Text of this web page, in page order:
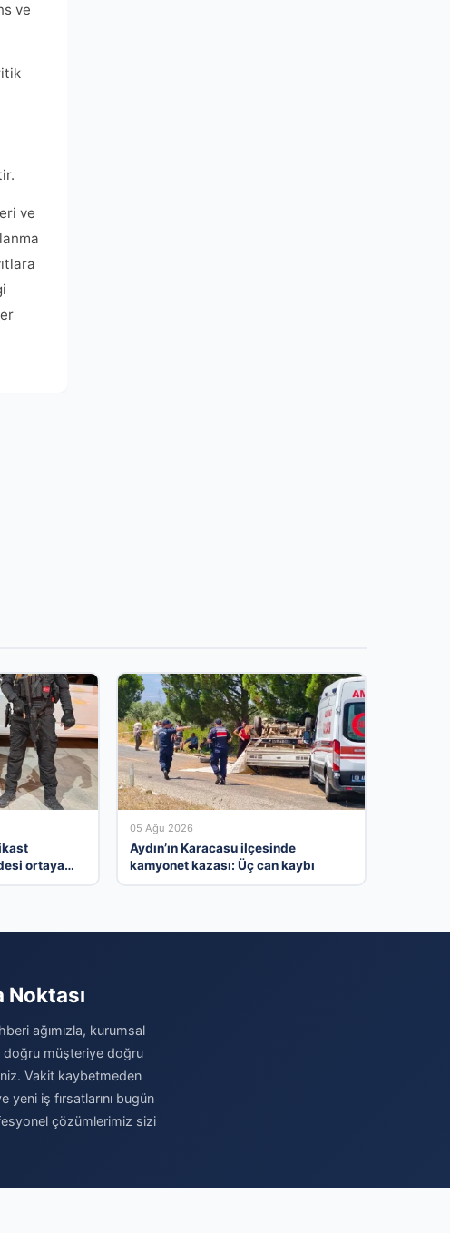
ve
ve
ortaya
05 Ağu 2026
Aydın’ın Karacasu ilçesinde
kamyonet kazası: Üç can kaybı
Noktası
ağımızla, kurumsal
doğru müşteriye doğru
Vakit kaybetmeden
yeni iş fırsatlarını bugün
çözümlerimiz sizi